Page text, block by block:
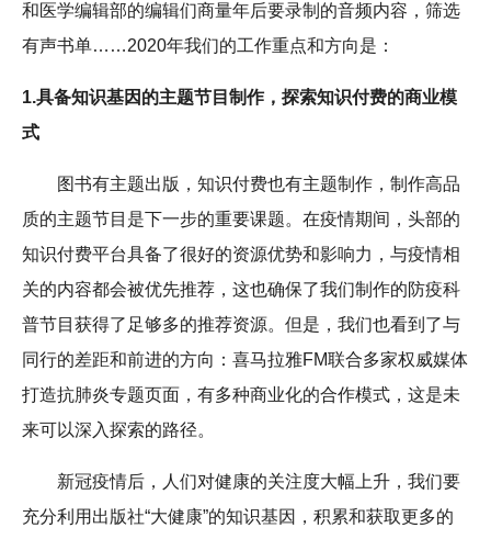
和医学编辑部的编辑们商量年后要录制的音频内容，筛选
有声书单……2020年我们的工作重点和方向是：
1.具备知识基因的主题节目制作，探索知识付费的商业模
式
图书有主题出版，知识付费也有主题制作，制作高品
质的主题节目是下一步的重要课题。在疫情期间，头部的
知识付费平台具备了很好的资源优势和影响力，与疫情相
关的内容都会被优先推荐，这也确保了我们制作的防疫科
普节目获得了足够多的推荐资源。但是，我们也看到了与
同行的差距和前进的方向：喜马拉雅FM联合多家权威媒体
打造抗肺炎专题页面，有多种商业化的合作模式，这是未
来可以深入探索的路径。
新冠疫情后，人们对健康的关注度大幅上升，我们要
充分利用出版社“大健康”的知识基因，积累和获取更多的